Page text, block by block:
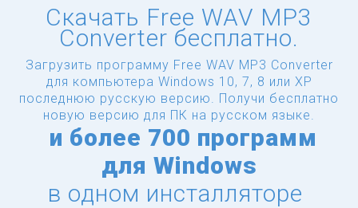
Скачать Free WAV MP3
Converter бесплатно.
Загрузить программу Free WAV MP3 Converter
для компьютера Windows 10, 7, 8 или XP
последнюю русскую версию.
Получи бесплатно
новую версию для ПК на русском языке.
и более 700 программ
для Windows
в одном инсталляторе